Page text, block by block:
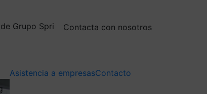
Grupo Spri
Contacta con nosotros
Asistencia a empresasContacto